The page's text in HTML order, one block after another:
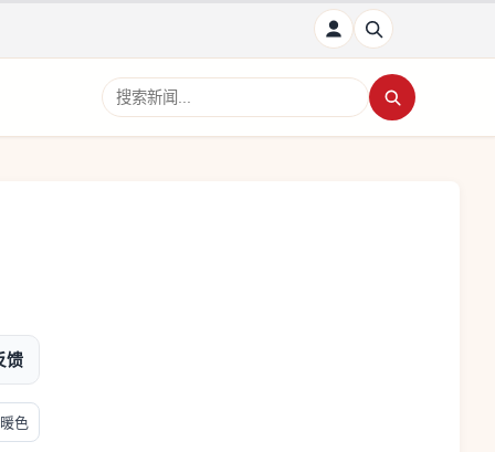
搜索新闻
馈
暖色